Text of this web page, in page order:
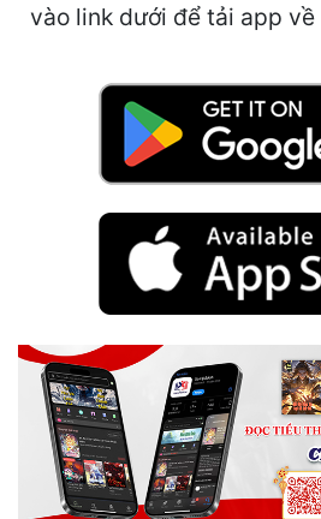
Dị Năng
Góc Nhìn Nữ
Huyền Huyễn
Hài Hước
Hệ Thống
Học Đường
Khoa Huyễn
vào link dưới để tải app về